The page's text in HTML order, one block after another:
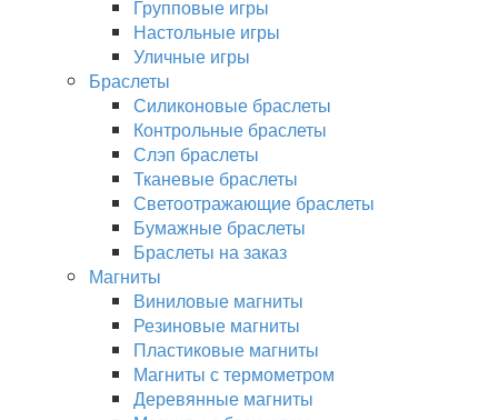
Групповые игры
Настольные игры
Уличные игры
Браслеты
Силиконовые браслеты
Контрольные браслеты
Слэп браслеты
Тканевые браслеты
Светоотражающие браслеты
Бумажные браслеты
Браслеты на заказ
Магниты
Виниловые магниты
Резиновые магниты
Пластиковые магниты
Магниты с термометром
Деревянные магниты